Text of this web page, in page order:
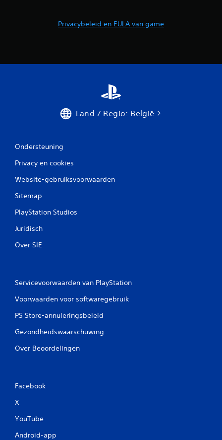
Privacybeleid en EULA van game
Land / Regio: België
Ondersteuning
Privacy en cookies
Website-gebruiksvoorwaarden
Sitemap
PlayStation Studios
Juridisch
Over SIE
Servicevoorwaarden van PlayStation
Voorwaarden voor softwaregebruik
PS Store-annuleringsbeleid
Gezondheidswaarschuwing
Over Beoordelingen
Facebook
X
YouTube
Android-app